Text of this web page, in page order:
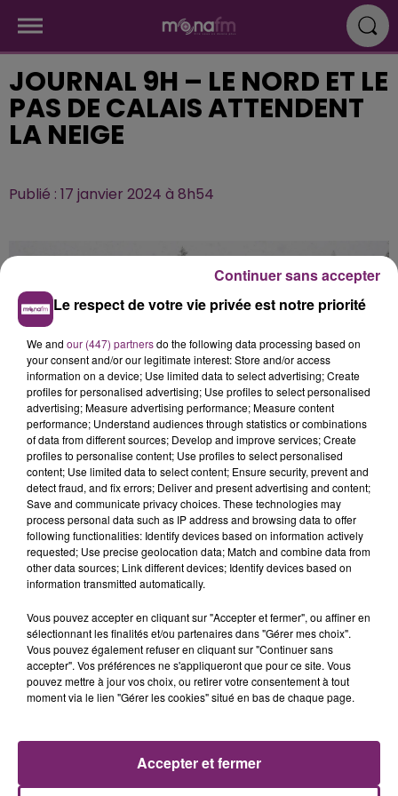
JOURNAL 9H – LE NORD ET LE
PAS DE CALAIS ATTENDENT
LA NEIGE
Publié : 17 janvier 2024 à 8h54
PHOTOS PUBLICITÉ
Le respect de votre vie privée est notre priorité
We and our (447) partnersdo the following data processing based on
your consent and/or our legitimate interest: Store and/or access
information on a device; Use limited data to select advertising; Create
profiles for personalised advertising; Use profiles to select personalised
advertising; Measure advertising performance; Measure content
performance; Understand audiences through statistics or combinations
of data from different sources; Develop and improve services; Create
profiles to personalise content; Use profiles to select personalised
content; Use limited data to select content; Ensure security, prevent and
detect fraud, and fix errors; Deliver and present advertising and content;
Save and communicate privacy choices. These technologies may
process personal data such as IP address and browsing data to offer
following functionalities: Identify devices based on information actively
requested; Use precise geolocation data; Match and combine data from
other data sources; Link different devices; Identify devices based on
information transmitted automatically.
Vous pouvez accepter en cliquant sur "Accepter et fermer", ou affiner en
sélectionnant les finalités et/ou partenaires dans "Gérer mes choix".
Vous pouvez également refuser en cliquant sur "Continuer sans
accepter". Vos préférences ne s'appliqueront que pour ce site. Vous
pouvez mettre à jour vos choix, ou retirer votre consentement à tout
moment via le lien "Gérer les cookies" situé en bas de chaque page.
Accepter et fermer
Continuer sans accepter